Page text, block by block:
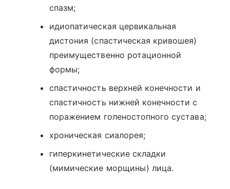
спазм;
идиопатическая цервикальная
дистония (спастическая кривошея)
преимущественно ротационной
формы;
спастичность верхней конечности и
спастичность нижней конечности с
поражением голеностопного сустава;
хроническая сиалорея;
гиперкинетические складки
(мимические морщины) лица.